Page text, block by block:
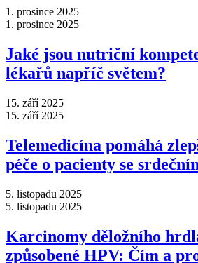
1. prosince 2025
1. prosince 2025
Jaké jsou nutriční
lékařů napříč světem?
15. září 2025
15. září 2025
Telemedicína pomáhá
péče o pacienty se
5. listopadu 2025
5. listopadu 2025
Karcinomy děložního
způsobené HPV: Čím a